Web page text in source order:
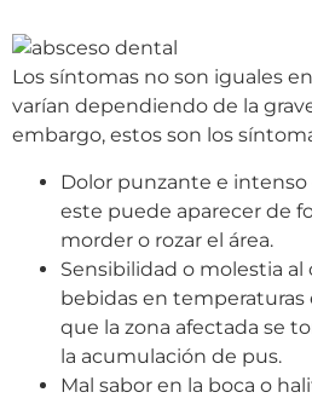
Los síntomas no son iguales
varían dependiendo de la
embargo, estos son los
Dolor punzante e intenso
este puede aparecer de
morder o rozar el área.
Sensibilidad o molestia
bebidas en temperaturas
que la zona afectada se
la acumulación de pus.
Mal sabor en la boca o